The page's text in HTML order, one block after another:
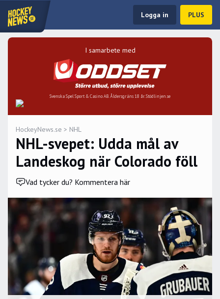
Logga in PLUS
I samarbete med
Svenska Spel Sport & Casino AB. Åldersgräns 18 år. Stödlinjen.se
HockeyNews.se > NHL
NHL-svepet: Udda mål av
Landeskog när Colorado föll
Vad tycker du? Kommentera här